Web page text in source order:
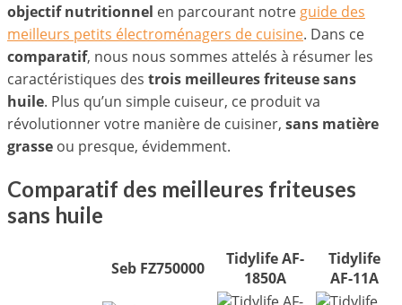
objectif nutritionnel en parcourant notre guide des
meilleurs petits électroménagers de cuisine. Dans ce
comparatif, nous nous sommes attelés à résumer les
caractéristiques des trois meilleures friteuse sans
huile. Plus qu’un simple cuiseur, ce produit va
révolutionner votre manière de cuisiner, sans matière
grasse ou presque, évidemment.
Comparatif des meilleures friteuses
sans huile
Seb FZ750000
Tidylife AF-
1850A
Tidylife
AF-11A